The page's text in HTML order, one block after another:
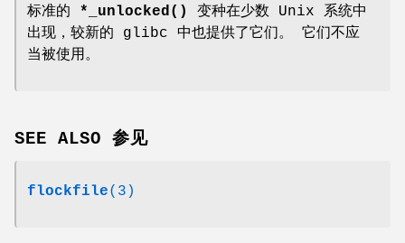
标准的 *_unlocked()
变种在少数 Unix 系统中
出现，较新的 glibc 中也提供了它们。 它们不应
当被使用。
SEE ALSO 参见
flockfile(3)